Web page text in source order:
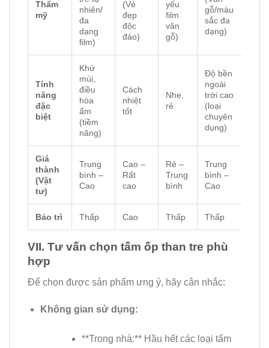
Thẩm
mỹ
nhiên/
đa
dạng
film)
(Vẻ
đẹp
độc
đáo)
yếu
film
vân
gỗ)
gỗ/màu
sắc đa
dạng)
Tính
năng
đặc
biệt
Khử
mùi,
điều
hòa
ẩm
(tiềm
năng)
Cách
nhiệt
tốt
Nhẹ,
rẻ
Độ bền
ngoài
trời cao
(loại
chuyên
dụng)
Giá
thành
(Vật
tư)
Trung
bình –
Cao
Cao –
Rất
cao
Rẻ –
Trung
bình
Trung
bình –
Cao
Bảo trì Thấp Cao Thấp Thấp
VII. Tư vấn chọn tấm ốp than tre phù
hợp
Để chọn được sản phẩm ưng ý, hãy cân nhắc:
Không gian sử dụng:
**Trong nhà:** Hầu hết các loại tấm